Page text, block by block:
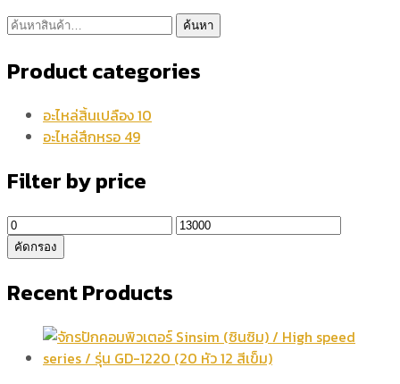
ค้นหา:
ค้นหา
Product categories
อะไหล่สิ้นเปลือง10
อะไหล่สึกหรอ 49
Filter by price
ราคา
ต่ำ
ราคา
คัดกรอง
Recent Products